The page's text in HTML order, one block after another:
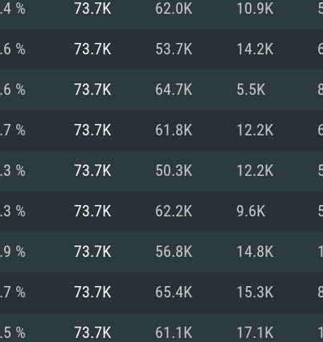
제: Windows 10/11 (64 bit)
서: Intel Core i5 또는 Ryzen 5
: 16 GB 이상
카드: DirectX 11 이상을 지원하는
제: Mac OS Big Sur 11.0
서: Core i7 (Intel Xeon 은 지원하
크: 브로드밴드 인터넷
장 공간: 62.2 GB (전체 클라이언
제: Ubuntu 20.04 64bit
서: Intel Core i7
16 GB
카드: Vulkan 을 지원하고, 최신
의 성능을 가지며 최신 그래픽 드
는 AMD RX 570 (6개월 미만; 최소
% 73.7K 62.0K 10.9K
% 73.7K 53.7K 14.2K
% 73.7K 64.7K 5.5K
% 73.7K 61.8K 12.2K
% 73.7K 50.3K 12.2K
% 73.7K 62.2K 9.6K
% 73.7K 56.8K 14.8K
% 73.7K 65.4K 15.3K
% 73.7K 61.1K 17.1K